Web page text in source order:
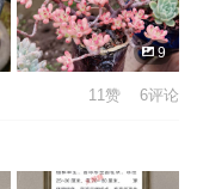
9
11赞 6评论